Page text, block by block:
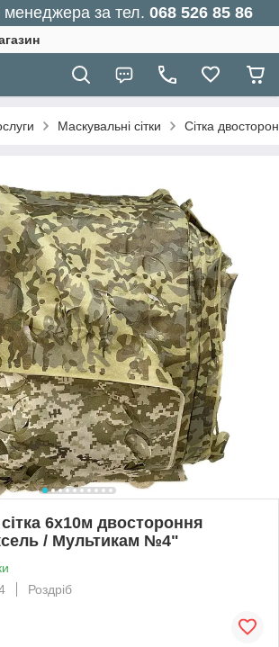
менеджера за тел. 068 526 85 86
Маскувальні сітки Сітка
6х10м двостороння
/ Мультикам №4"
Роздріб